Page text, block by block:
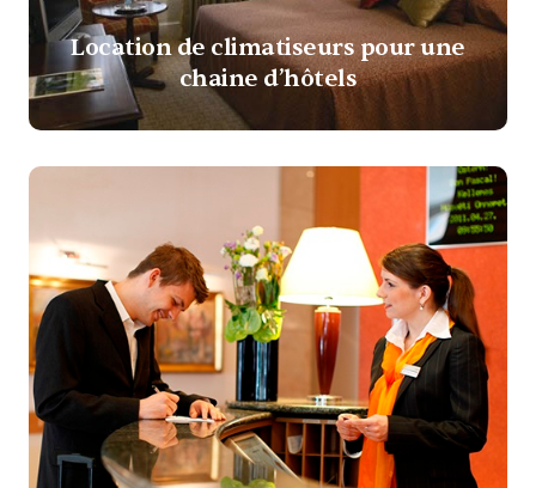
Location de climatiseurs pour une
chaine d’hôtels